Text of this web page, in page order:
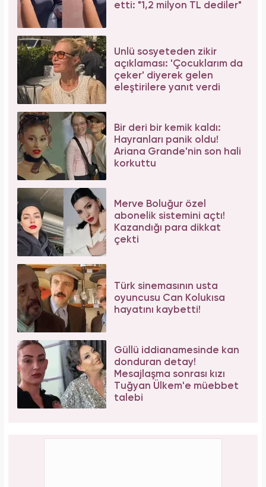
etti: "1,2 milyon TL dediler"
Ünlü sosyeteden zikir
açıklaması: 'Çocuklarım da
çeker' diyerek gelen
eleştirilere yanıt verdi
Bir deri bir kemik kaldı:
Hayranları panik oldu!
Ariana Grande'nin son hali
korkuttu
Merve Boluğur özel
abonelik sistemini açtı!
Kazandığı para dikkat
çekti
Türk sinemasının usta
oyuncusu Can Kolukısa
hayatını kaybetti!
Güllü iddianamesinde kan
donduran detay!
Mesajlaşma sonrası kızı
Tuğyan Ülkem'e müebbet
talebi